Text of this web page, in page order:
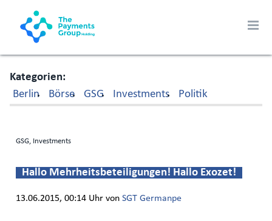
Kategorien
Berlin
Börse GSG Investments Politik
GSG, Investments
Hallo Mehrheitsbeteiligungen! Hallo Exozet!
13.06.2015, 00:14 Uhr vonSGT Germanpe